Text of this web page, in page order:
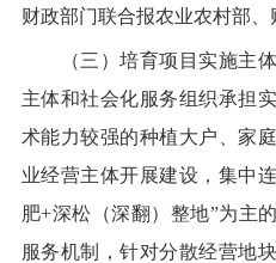
财政部门联合报农业农村部、
（三）培育项目实施主
主体和社会化服务组织承担
术能力较强的种植大户、家
业经营主体开展建设，集中
肥+深松（深翻） 整地”为主
服务机制，针对分散经营地